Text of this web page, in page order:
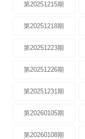
第20251215期
第20251218期
第20251223期
第20251226期
第20251231期
第20260105期
第20260108期